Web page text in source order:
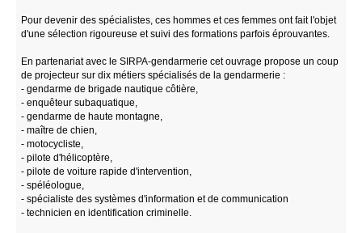
Pour devenir des spécialistes, ces hommes et ces femmes ont fait l'objet
d'une sélection rigoureuse et suivi des formations parfois éprouvantes.
En partenariat avec le SIRPA-gendarmerie cet ouvrage propose un coup
de projecteur sur dix métiers spécialisés de la gendarmerie :
- gendarme de brigade nautique côtière,
- enquêteur subaquatique,
- gendarme de haute montagne,
- maître de chien,
- motocycliste,
- pilote d'hélicoptère,
- pilote de voiture rapide d'intervention,
- spéléologue,
- spécialiste des systèmes d'information et de communication
- technicien en identification criminelle.